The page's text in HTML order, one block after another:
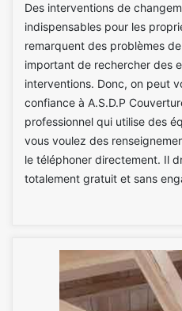
Des interventions de
indispensables pour les
remarquent des problèmes
important de rechercher des
interventions. Donc, on peut
confiance à A.S.D.P
professionnel qui utilise des
vous voulez des
le téléphoner directement. Il
totalement gratuit et sans